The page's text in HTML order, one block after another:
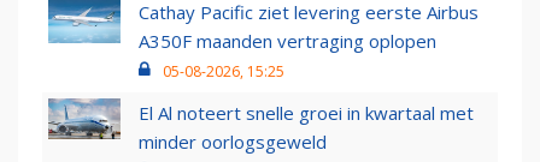
Cathay Pacific ziet levering eerste Airbus
A350F maanden vertraging oplopen
05-08-2026, 15:25
El Al noteert snelle groei in kwartaal met
minder oorlogsgeweld